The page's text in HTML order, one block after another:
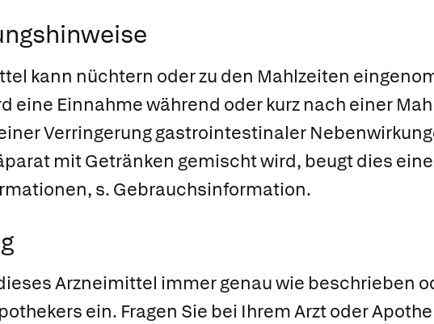
kann nüchtern oder zu den Mahlzeiten
eine Einnahme während oder kurz nach einer
Verringerung gastrointestinaler
mit Getränken gemischt wird, beugt dies
s. Gebrauchsinformation.
Arzneimittel immer genau wie beschrieben
ein. Fragen Sie bei Ihrem Arzt oder